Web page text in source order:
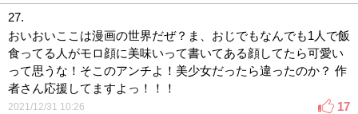
27.
おいおいここは漫画の世界だぜ？ま、おじでもなんでも1人で飯
食ってる人がモロ顔に美味いって書いてある顔してたら可愛い
って思うな！そこのアンチよ！美少女だったら違ったのか？ 作
者さん応援してますよっ！！！
2021/12/31 10:26 17